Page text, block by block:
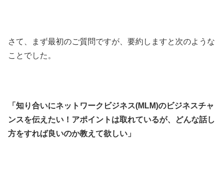
さて、まず最初のご質問ですが、要約しますと次のような
ことでした。
「知り合いにネットワークビジネス(MLM)のビジネスチャ
ンスを伝えたい！アポイントは取れているが、どんな話し
方をすれば良いのか教えて欲しい」